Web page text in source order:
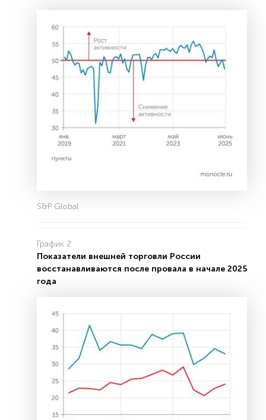
S&P Global
График 2
Показатели внешней торговли России
восстанавливаются после провала в начале 2025
года